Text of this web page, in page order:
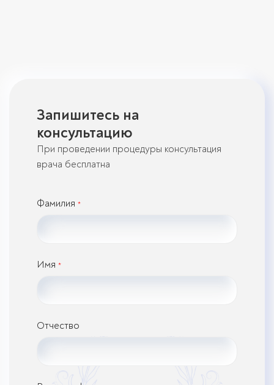
Запишитесь на
консультацию
При проведении процедуры консультация
врача бесплатна
Фамилия *
Имя *
Отчество